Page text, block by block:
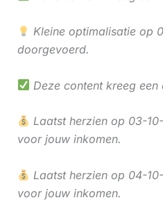
Kleine optimalisatie op
doorgevoerd.
Deze content kreeg
Laatst herzien op 03-
voor jouw inkomen.
Laatst herzien op 04-
voor jouw inkomen.